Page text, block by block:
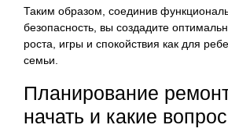
Таким образом, соединив
безопасность, вы создадите
роста, игры и спокойствия как для
семьи.
Планирование
начать и какие